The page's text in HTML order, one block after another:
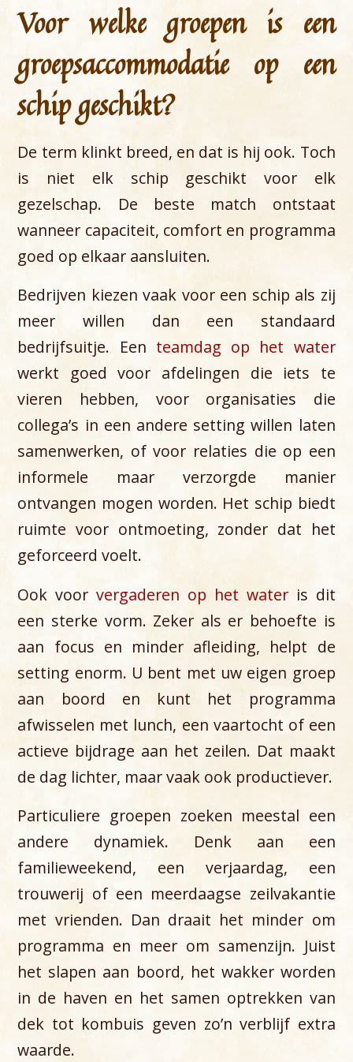
Voor welke groepen is een
groepsaccommodatie op een
schip geschikt?
De term klinkt breed, en dat is hij ook. Toch
is niet elk schip geschikt voor elk
gezelschap. De beste match ontstaat
wanneer capaciteit, comfort en programma
goed op elkaar aansluiten.
Bedrijven kiezen vaak voor een schip als zij
meer willen dan een standaard
bedrijfsuitje. Een teamdag op het water
werkt goed voor afdelingen die iets te
vieren hebben, voor organisaties die
collega’s in een andere setting willen laten
samenwerken, of voor relaties die op een
informele maar verzorgde manier
ontvangen mogen worden. Het schip biedt
ruimte voor ontmoeting, zonder dat het
geforceerd voelt.
Ook voorvergaderen op het wateris dit
een sterke vorm. Zeker als er behoefte is
aan focus en minder afleiding, helpt de
setting enorm. U bent met uw eigen groep
aan boord en kunt het programma
afwisselen met lunch, een vaartocht of een
actieve bijdrage aan het zeilen. Dat maakt
de dag lichter, maar vaak ook productiever.
Particuliere groepen zoeken meestal een
andere dynamiek. Denk aan een
familieweekend, een verjaardag, een
trouwerij of een meerdaagse zeilvakantie
met vrienden. Dan draait het minder om
programma en meer om samenzijn. Juist
het slapen aan boord, het wakker worden
in de haven en het samen optrekken van
dek tot kombuis geven zo’n verblijf extra
waarde.